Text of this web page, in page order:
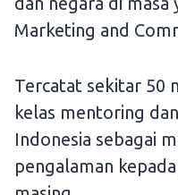
Marketing and
Tercatat sekitar 50
kelas mentoring
Indonesia sebagai
pengalaman